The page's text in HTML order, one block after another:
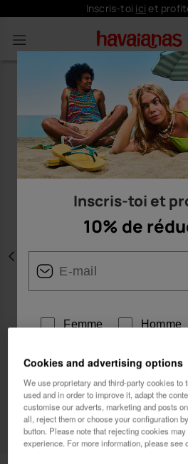
Inscris-toi ici et
Précédent
Inscris-toi et
10% de
Femme Homme
Je souhaite recevoir des
commerciales par tout moyen.
Politique de Confidentialité.
je veux 10%
réduction
Cookies and advertising options
We use proprietary and third-party cookies to
used and in order to improve it, adapt the
customise our adverts, marketing and posts
all, reject them or choose your configuration
button. Please note that rejecting cookies
experience. For more information, please see